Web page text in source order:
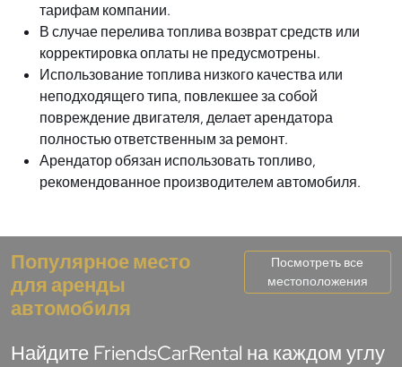
тарифам компании.
В случае перелива топлива возврат средств или
корректировка оплаты не предусмотрены.
Использование топлива низкого качества или
неподходящего типа, повлекшее за собой
повреждение двигателя, делает арендатора
полностью ответственным за ремонт.
Арендатор обязан использовать топливо,
рекомендованное производителем автомобиля.
Популярное место
для аренды
автомобиля
Посмотреть все
местоположения
Найдите FriendsCarRental на каждом углу